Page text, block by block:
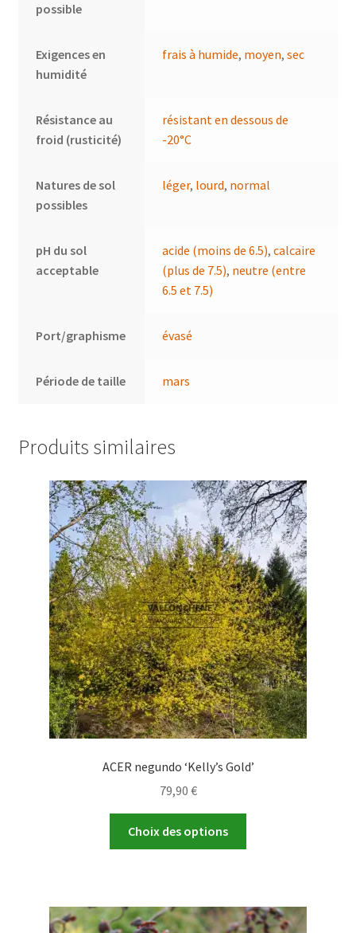
possible
Exigences en
humidité
frais à humide, moyen,sec
Résistance au
froid (rusticité)
résistant en dessous de
-20°C
Natures de sol
possibles
léger, lourd, normal
pH du sol
acceptable
acide (moins de 6.5),calcaire
(plus de 7.5), neutre (entre
6.5 et 7.5)
Port/graphisme évasé
Période de taille mars
Produits similaires
ACER negundo ‘Kelly’s Gold’
79,90 €
Choix des options
Les